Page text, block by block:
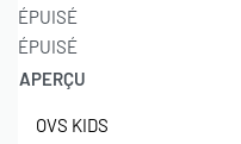
FILTRE
ÉPUISÉ
ÉPUISÉ
APERÇU
OVS KIDS